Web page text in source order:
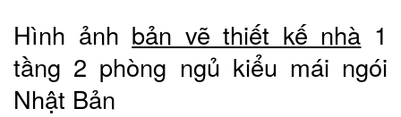
Hình ảnh bản vẽ thiết kế nhà 1
tầng 2 phòng ngủ kiểu mái ngói
Nhật Bản